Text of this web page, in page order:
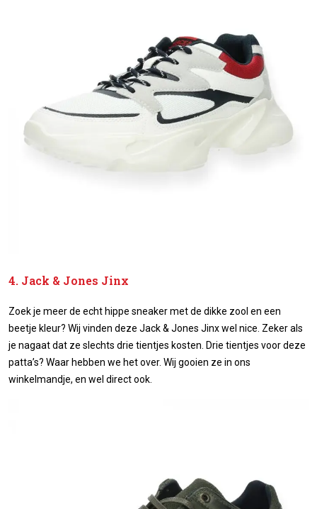
4. Jack & Jones Jinx
Zoek je meer de echt hippe sneaker met de dikke zool en een
beetje kleur? Wij vinden deze Jack & Jones Jinx wel nice. Zeker als
je nagaat dat ze slechts drie tientjes kosten. Drie tientjes voor deze
patta’s? Waar hebben we het over. Wij gooien ze in ons
winkelmandje, en wel direct ook.